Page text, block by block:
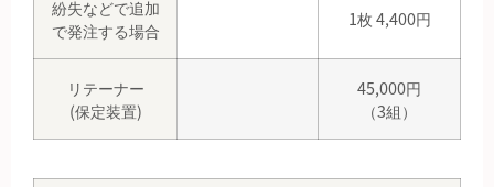
紛失などで追加
で発注する場合
1枚 4,400円
リテーナー
(保定装置)
45,000円
（3組）